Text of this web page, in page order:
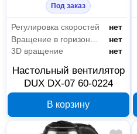
Под заказ
Регулировка скоростей
нет
нет
3D вращение
нет
Настольный вентилятор
DUX DX-07 60-0224
В корзину